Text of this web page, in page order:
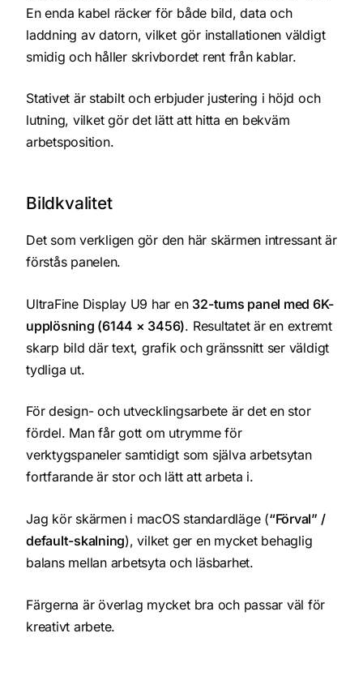
En enda kabel räcker för både bild, data och
laddning av datorn, vilket gör installationen väldigt
smidig och håller skrivbordet rent från kablar.
Stativet är stabilt och erbjuder justering i höjd och
lutning, vilket gör det lätt att hitta en bekväm
arbetsposition.
Bildkvalitet
Det som verkligen gör den här skärmen intressant är
förstås panelen.
UltraFine Display U9 har en 32-tums panel med 6K-
upplösning (6144 × 3456). Resultatet är en extremt
skarp bild där text, grafik och gränssnitt ser väldigt
tydliga ut.
För design- och utvecklingsarbete är det en stor
fördel. Man får gott om utrymme för
verktygspaneler samtidigt som själva arbetsytan
fortfarande är stor och lätt att arbeta i.
Jag kör skärmen i macOS standardläge (“Förval” /
default-skalning), vilket ger en mycket behaglig
balans mellan arbetsyta och läsbarhet.
Färgerna är överlag mycket bra och passar väl för
kreativt arbete.